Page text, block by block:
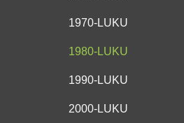
1970-LUKU
1980-LUKU
1990-LUKU
2000-LUKU